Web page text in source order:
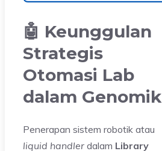
🤖 Keunggulan
Strategis
Otomasi Lab
dalam Genomik
Penerapan sistem robotik atau
liquid handler dalam Library